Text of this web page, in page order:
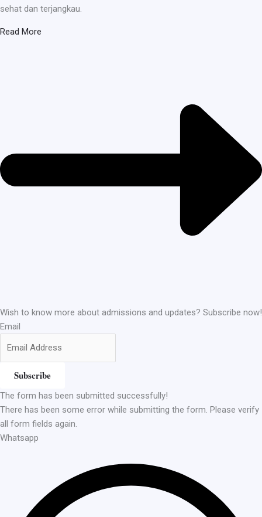
sehat dan terjangkau.
Read More
Wish to know more about admissions and updates? Subscribe now!
Email
Subscribe
The form has been submitted successfully!
There has been some error while submitting the form. Please verify
all form fields again.
Whatsapp